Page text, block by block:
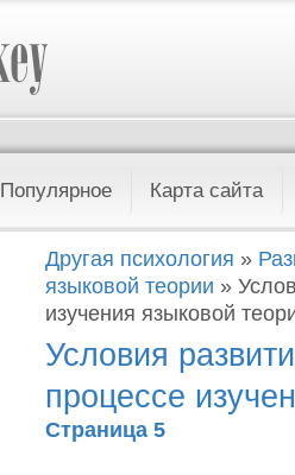
Популярное Карта сайта
Другая психология »
языковой теории »
изучения языковой
Условия
процессе
Страница 5